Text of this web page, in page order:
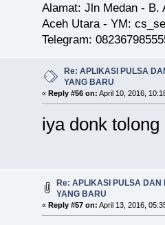
Alamat: Jln Medan - B.
Aceh Utara - YM:
Telegram:
Re: APLIKASI PULSA
YANG BARU
« Reply #56 on: April 10, 2016,
iya donk
Re: APLIKASI PULSA DAN
YANG BARU
« Reply #57 on: April 13, 2016,